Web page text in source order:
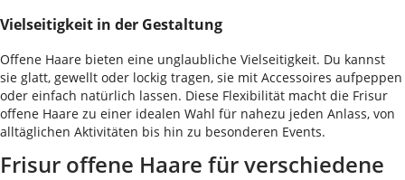
Vielseitigkeit in der Gestaltung
Offene Haare bieten eine unglaubliche Vielseitigkeit. Du kannst
sie glatt, gewellt oder lockig tragen, sie mit Accessoires aufpeppen
oder einfach natürlich lassen. Diese Flexibilität macht die Frisur
offene Haare zu einer idealen Wahl für nahezu jeden Anlass, von
alltäglichen Aktivitäten bis hin zu besonderen Events.
Frisur offene Haare für verschiedene